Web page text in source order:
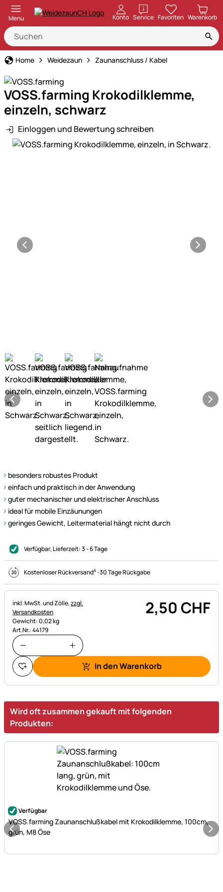
Menu Konto ServiceöffnenFavoriten Warenkorb
Home Weidezaun Zaunanschluss / Kabel
VOSS.farming Krokodilklemme,
einzeln, schwarz
Einloggen und Bewertung schreiben
Produktgalerie
besonders robustes Produkt
einfach und praktisch in der Anwendung
guter mechanischer und elektrischer Anschluss
ideal für mobile Einzäunungen
geringes Gewicht, Leitermaterial hängt nicht durch
Verfügbar, Lieferzeit:3 - 6 Tage
Kostenloser Rückversand4-30 Tage Rückgabe
Steuerhinweis:
inkl. MwSt. und Zölle,zzgl.
Versandkosten
Gewicht: 0,02 kg
Art.Nr.: 44179
2,50 CHF
In den Warenkorb
Wird oft zusammen gekauft mit folgenden
Produkten:
Noch keine Bewertungen abgegeben
Verfügbar
VOSS.farming Zaunanschlußkabel mit Krokodilklemme, 100cm,
grün, M8 Öse